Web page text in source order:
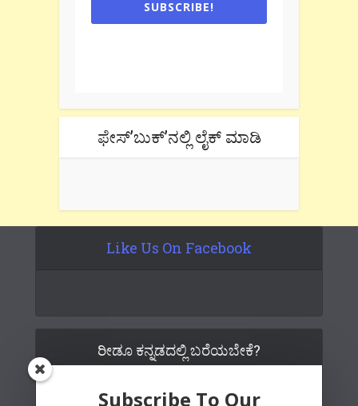
SUBSCRIBE!
ಫೇಸ್’ಬುಕ್’ನಲ್ಲಿ ಲೈಕ್ ಮಾಡಿ
Like Us On Facebook
ರೀಡೂ ಕನ್ನಡದಲ್ಲಿ ಬರೆಯಬೇಕೆ?
Subscribe To Our